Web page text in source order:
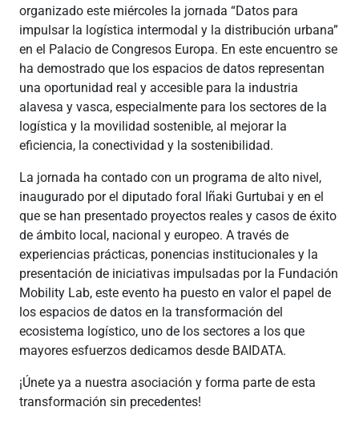
organizado este miércoles la jornada “Datos para
impulsar la logística intermodal y la distribución urbana”
en el Palacio de Congresos Europa. En este encuentro se
ha demostrado que los espacios de datos representan
una oportunidad real y accesible para la industria
alavesa y vasca, especialmente para los sectores de la
logística y la movilidad sostenible, al mejorar la
eficiencia, la conectividad y la sostenibilidad.
La jornada ha contado con un programa de alto nivel,
inaugurado por el diputado foral Iñaki Gurtubai y en el
que se han presentado proyectos reales y casos de éxito
de ámbito local, nacional y europeo. A través de
experiencias prácticas, ponencias institucionales y la
presentación de iniciativas impulsadas por la Fundación
Mobility Lab, este evento ha puesto en valor el papel de
los espacios de datos en la transformación del
ecosistema logístico, uno de los sectores a los que
mayores esfuerzos dedicamos desde BAIDATA.
¡Únete ya a nuestra asociación y forma parte de esta
transformación sin precedentes!